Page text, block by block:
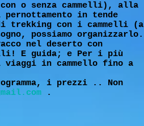
o senza cammelli), alla
in tende
trekking con i cammelli (a
possiamo organizzarlo.
nel deserto con
E guida; e Per i più
viaggi in cammello fino a
i prezzi .. Non
.